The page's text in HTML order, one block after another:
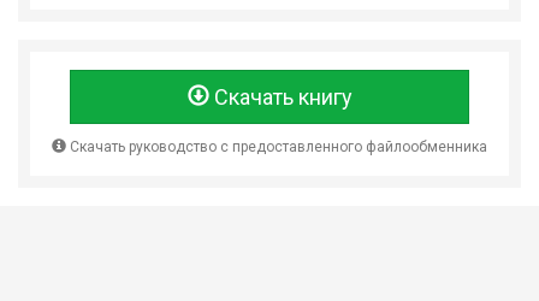
Скачать книгу
Скачать руководство с предоставленного файлообменника